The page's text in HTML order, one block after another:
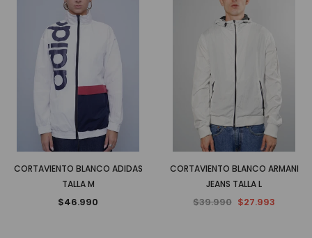
CORTAVIENTO BLANCO ADIDAS
TALLA M
$46.990
CORTAVIENTO BLANCO ARMANI
JEANS TALLA L
$39.990 $27.993